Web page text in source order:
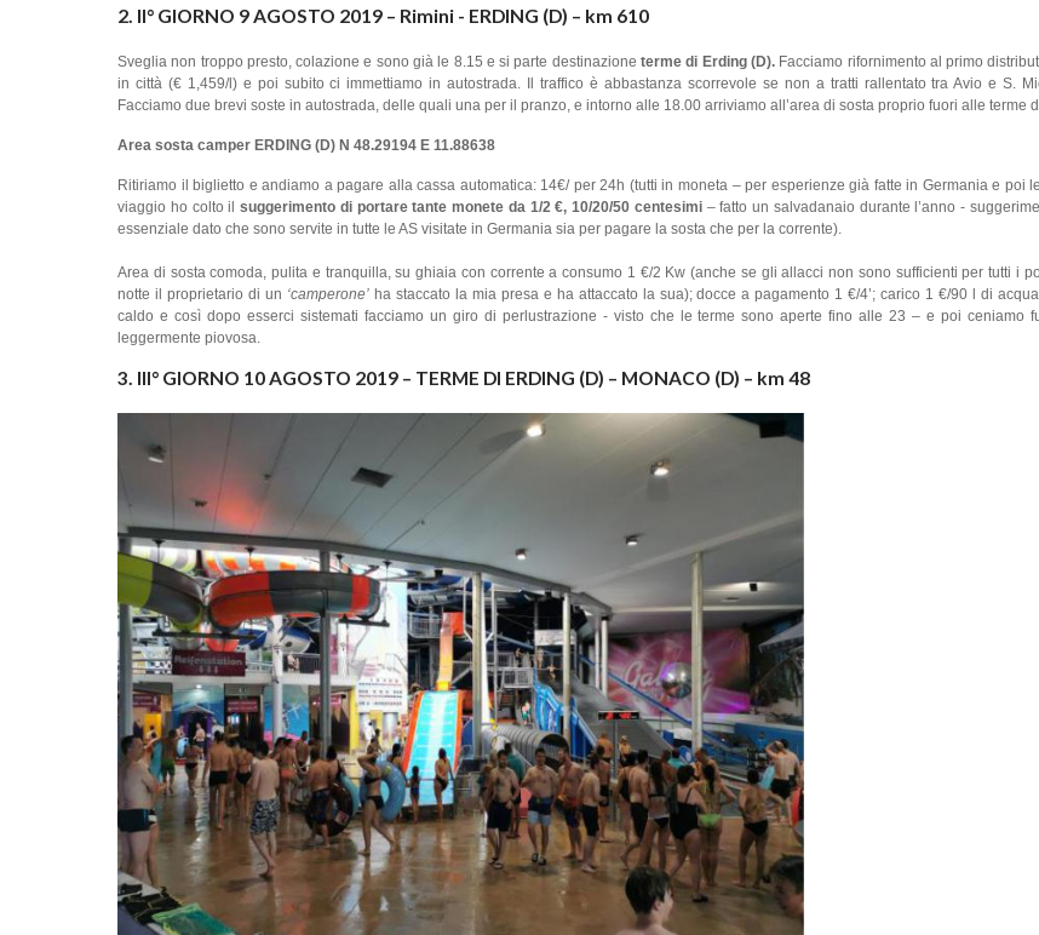
2. II° GIORNO 9 AGOSTO 2019 – Rimini - ERDING (D) – km 610
Sveglia non troppo presto, colazione e sono già le 8.15 e si parte destinazione terme di Erding (D).Facciamo rifornimento al primo
in città (€ 1,459/l) e poi subito ci immettiamo in autostrada. Il traffico è abbastanza scorrevole se non a tratti rallentato tra Avio e S.
Facciamo due brevi soste in autostrada, delle quali una per il pranzo, e intorno alle 18.00 arriviamo all’area di sosta proprio fuori alle terme
Area sosta camper ERDING (D) N 48.29194 E 11.88638
Ritiriamo il biglietto e andiamo a pagare alla cassa automatica: 14€/ per 24h (tutti in moneta – per esperienze già fatte in Germania e poi
viaggio ho colto il suggerimento di portare tante monete da 1/2 €, 10/20/50 centesimi– fatto un salvadanaio durante l’anno -
essenziale dato che sono servite in tutte le AS visitate in Germania sia per pagare la sosta che per la corrente).
Area di sosta comoda, pulita e tranquilla, su ghiaia con corrente a consumo 1 €/2 Kw (anche se gli allacci non sono sufficienti per tutti i
notte il proprietario di un ‘camperone’ha staccato la mia presa e ha attaccato la sua); docce a pagamento 1 €/4’; carico 1 €/90 l di
caldo e così dopo esserci sistemati facciamo un giro di perlustrazione - visto che le terme sono aperte fino alle 23 – e poi ceniamo
leggermente piovosa.
3. III° GIORNO 10 AGOSTO 2019 – TERME DI ERDING (D) – MONACO (D) – km 48